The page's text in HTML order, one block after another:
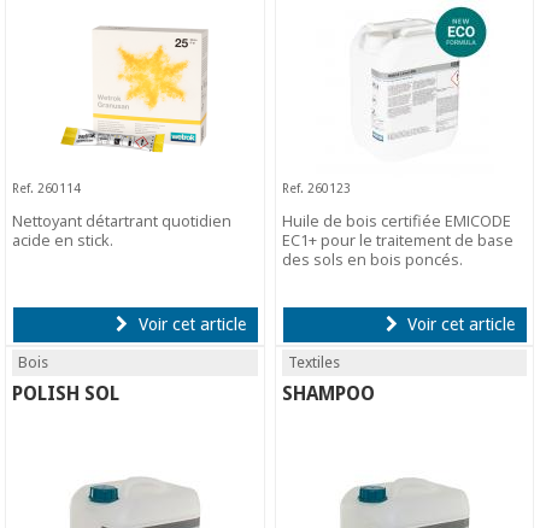
Ref. 260114
Nettoyant détartrant quotidien
acide en stick.
Voir cet article
Ref. 260123
Huile de bois certifiée EMICODE
EC1+ pour le traitement de base
des sols en bois poncés.
Voir cet article
Bois
POLISH SOL
Textiles
SHAMPOO